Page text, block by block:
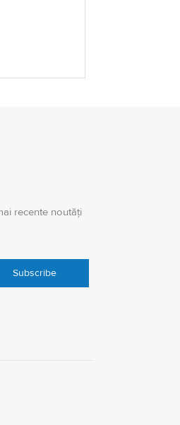
recente noutăți